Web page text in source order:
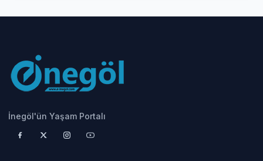
İnegöl'ün Yaşam Portalı